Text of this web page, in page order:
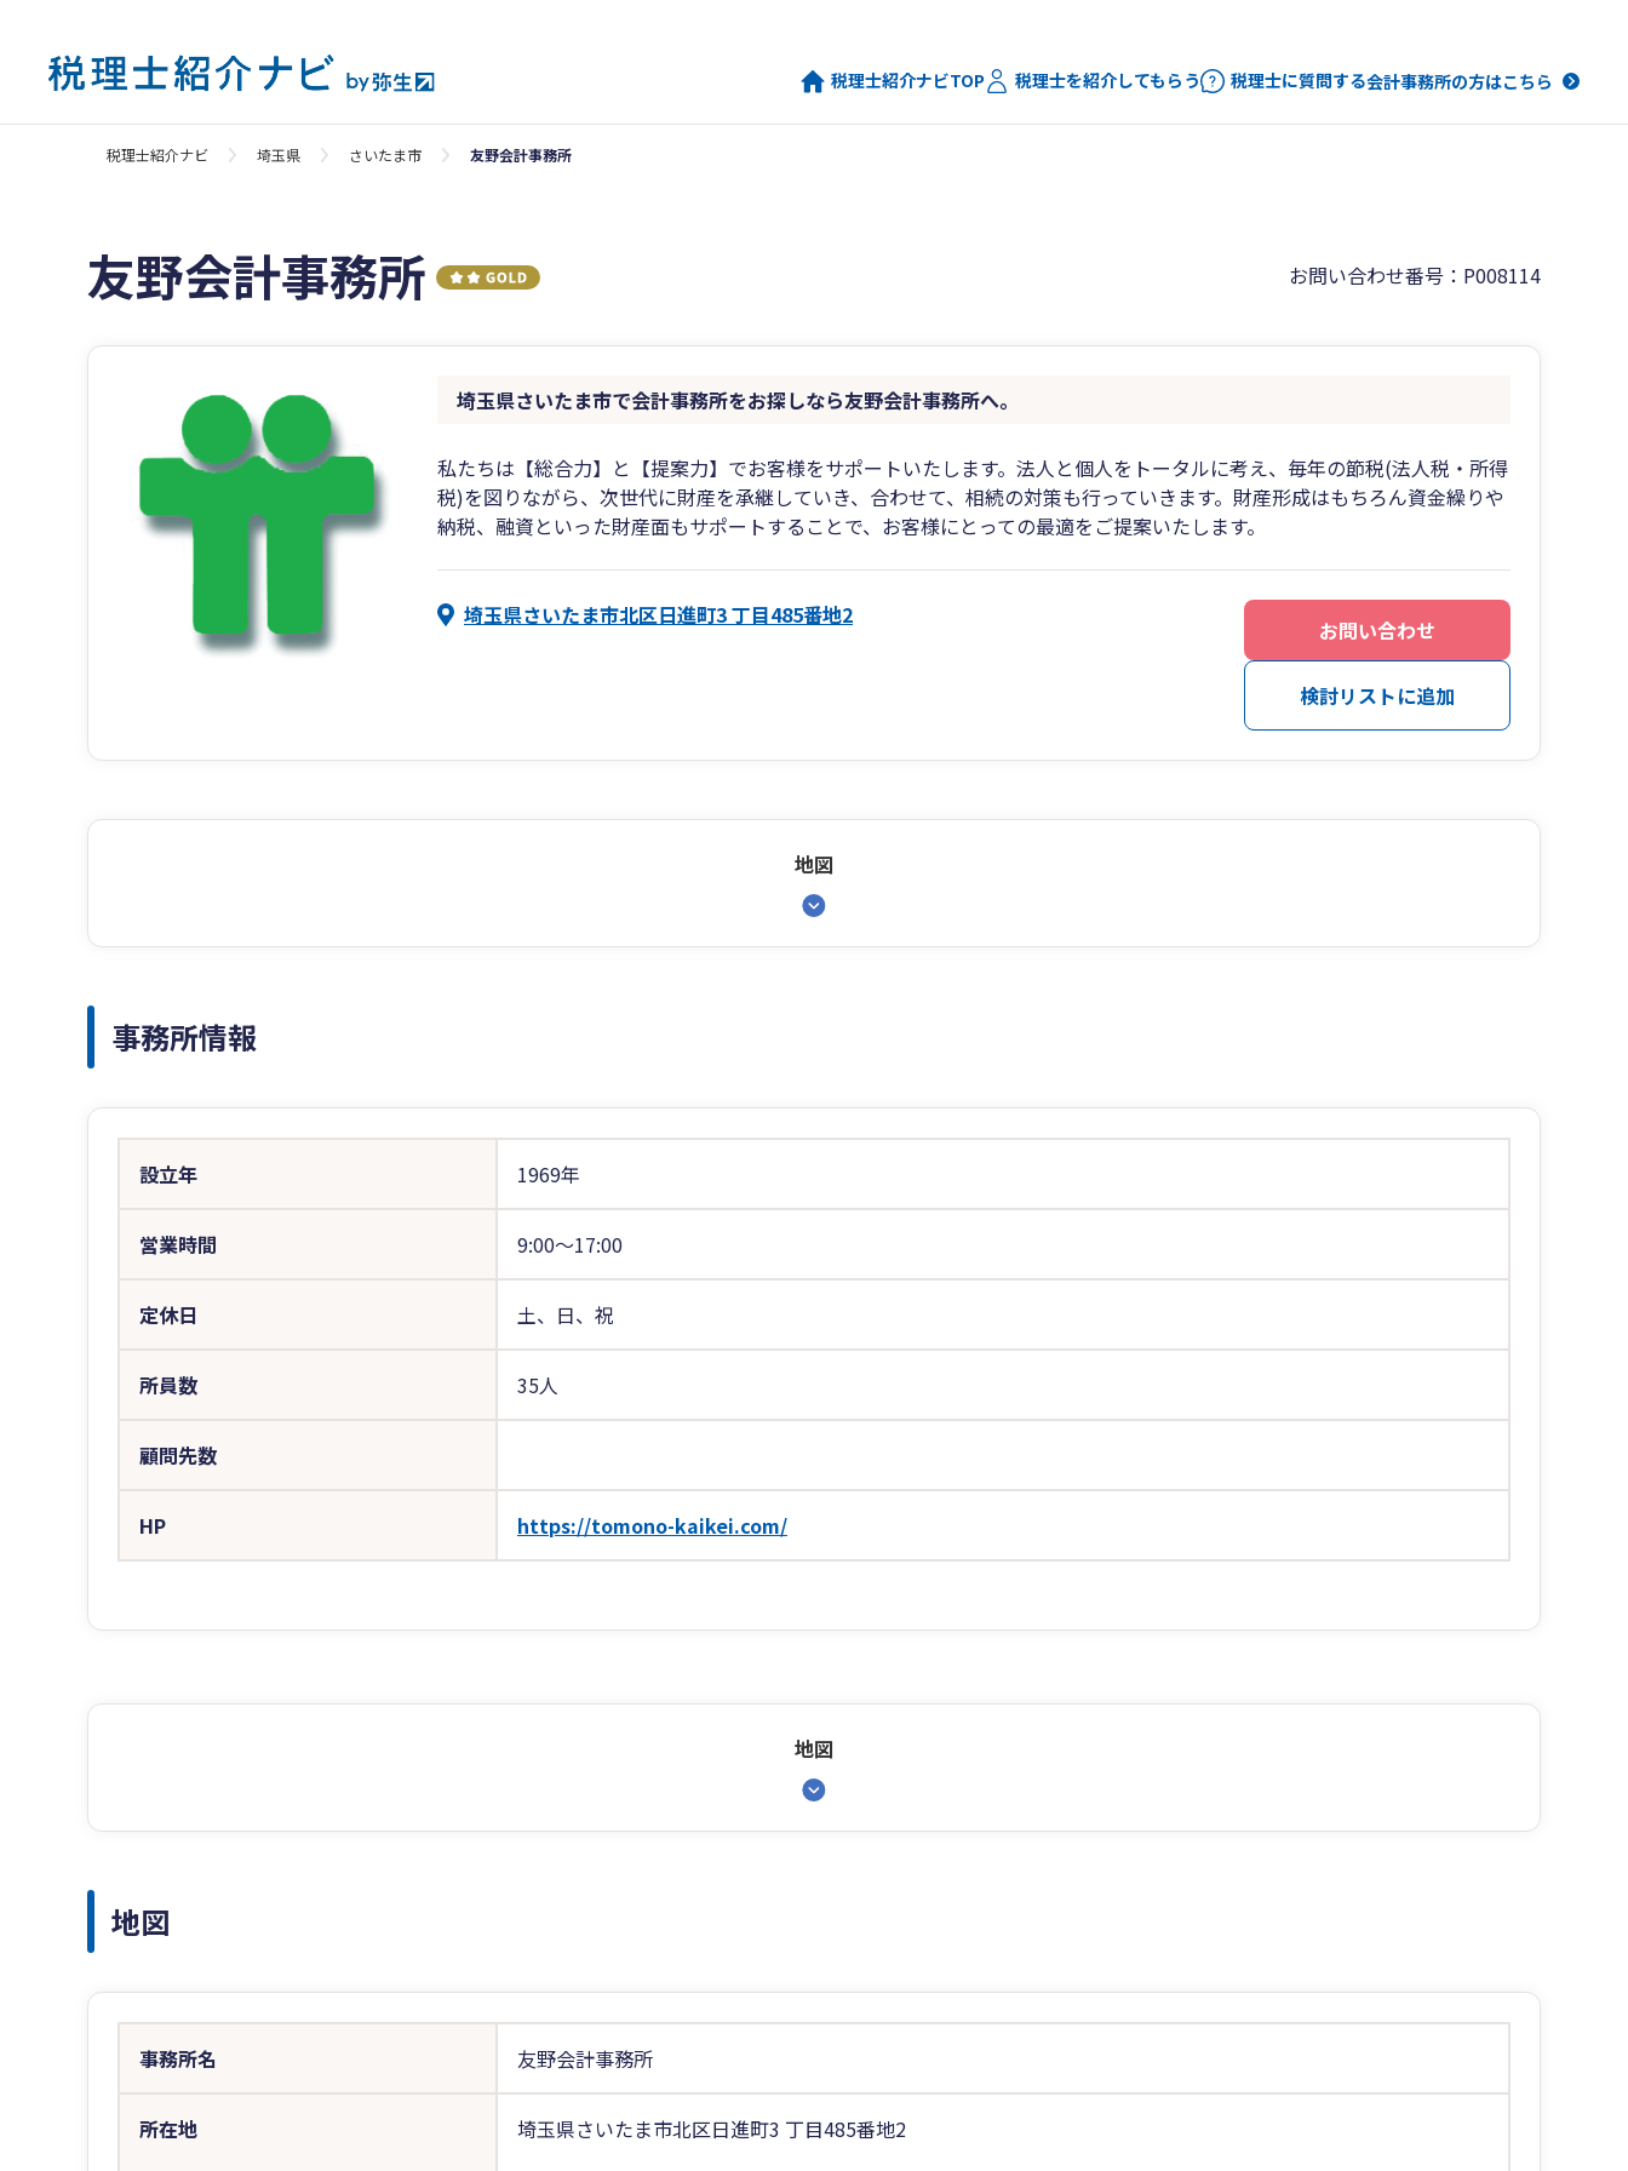
税理士紹介ナビTOP 税理士を紹介してもらう 税理士に質問する会計事務所の方はこちら
税理士紹介ナビ 埼玉県 さいたま市 友野会計事務所
友野会計事務所 お問い合わせ番号：P008114
埼玉県さいたま市で会計事務所をお探しなら友野会計事務所へ。
私たちは【総合力】と【提案力】でお客様をサポートいたします。法人と個人をトータルに考え、毎年の節税(法人税・所得
税)を図りながら、次世代に財産を承継していき、合わせて、相続の対策も行っていきます。財産形成はもちろん資金繰りや
納税、融資といった財産面もサポートすることで、お客様にとっての最適をご提案いたします。
埼玉県さいたま市北区日進町3 丁目485番地2
お問い合わせ
検討リストに追加
地図
事務所情報
設立年 1969年
営業時間 9:00〜17:00
定休日 土、日、祝
所員数 35人
顧問先数
HP https://tomono-kaikei.com/
地図
地図
事務所名 友野会計事務所
所在地 埼玉県さいたま市北区日進町3 丁目485番地2